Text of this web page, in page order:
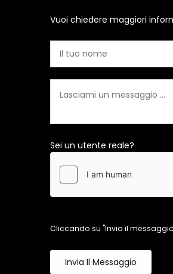
Vuoi chiedere maggiori
Sei un utente reale?
Cliccando su "Invia il
Invia Il Messaggio